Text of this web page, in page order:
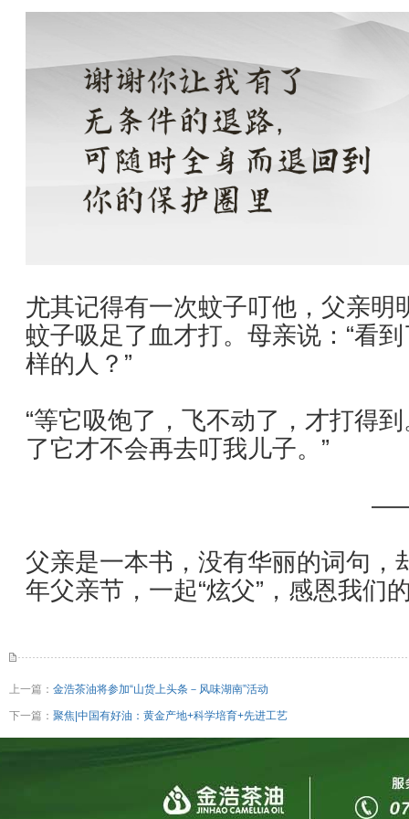
尤其记得有一次蚊子叮他，父亲明
蚊子吸足了血才打。母亲说：“看
样的人？”
“等它吸饱了，飞不动了，才打得
了它才不会再去叮我儿子。”
——
父亲是一本书，没有华丽的词句，
年父亲节，一起“炫父”，感恩我们
上一篇： 金浩茶油将参加“山货上头条－风味湖南”活动
下一篇： 聚焦|中国有好油：黄金产地+科学培育+先进工艺